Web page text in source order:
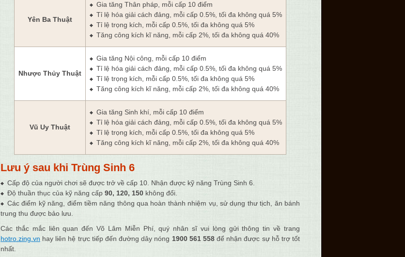
Yên Ba Thuật
Gia tăng Thân pháp, mỗi cấp 10 điểm
Tỉ lệ hóa giải cách đảng, mỗi cấp 0.5%, tối đa không quá 5%
Tỉ lệ trọng kích, mỗi cấp 0.5%, tối đa không quá 5%
Tăng công kích kĩ năng, mỗi cấp 2%, tối đa không quá 40%
Nhược Thủy Thuật
Gia tăng Nội công, mỗi cấp 10 điểm
Tỉ lệ hóa giải cách đảng, mỗi cấp 0.5%, tối đa không quá 5%
Tỉ lệ trọng kích, mỗi cấp 0.5%, tối đa không quá 5%
Tăng công kích kĩ năng, mỗi cấp 2%, tối đa không quá 40%
Vũ Uy Thuật
Gia tăng Sinh khí, mỗi cấp 10 điểm
Tỉ lệ hóa giải cách đảng, mỗi cấp 0.5%, tối đa không quá 5%
Tỉ lệ trọng kích, mỗi cấp 0.5%, tối đa không quá 5%
Tăng công kích kĩ năng, mỗi cấp 2%, tối đa không quá 40%
Lưu ý sau khi Trùng Sinh 6
Cấp độ của người chơi sẽ được trở về cấp 10. Nhận được kỹ năng Trùng Sinh 6.
Độ thuần thục của kỹ năng cấp 90, 120, 150 không đổi.
Các điểm kỹ năng, điểm tiềm năng thông qua hoàn thành nhiệm vụ, sử dụng thư tịch, ăn bánh
trung thu được bảo lưu.
Các thắc mắc liên quan đến Võ Lâm Miễn Phí, quý nhân sĩ vui lòng gửi thông tin về trang
hotro.zing.vn hay liên hệ trực tiếp đến đường dây nóng 1900 561 558để nhận được sự hỗ trợ tốt
nhất.